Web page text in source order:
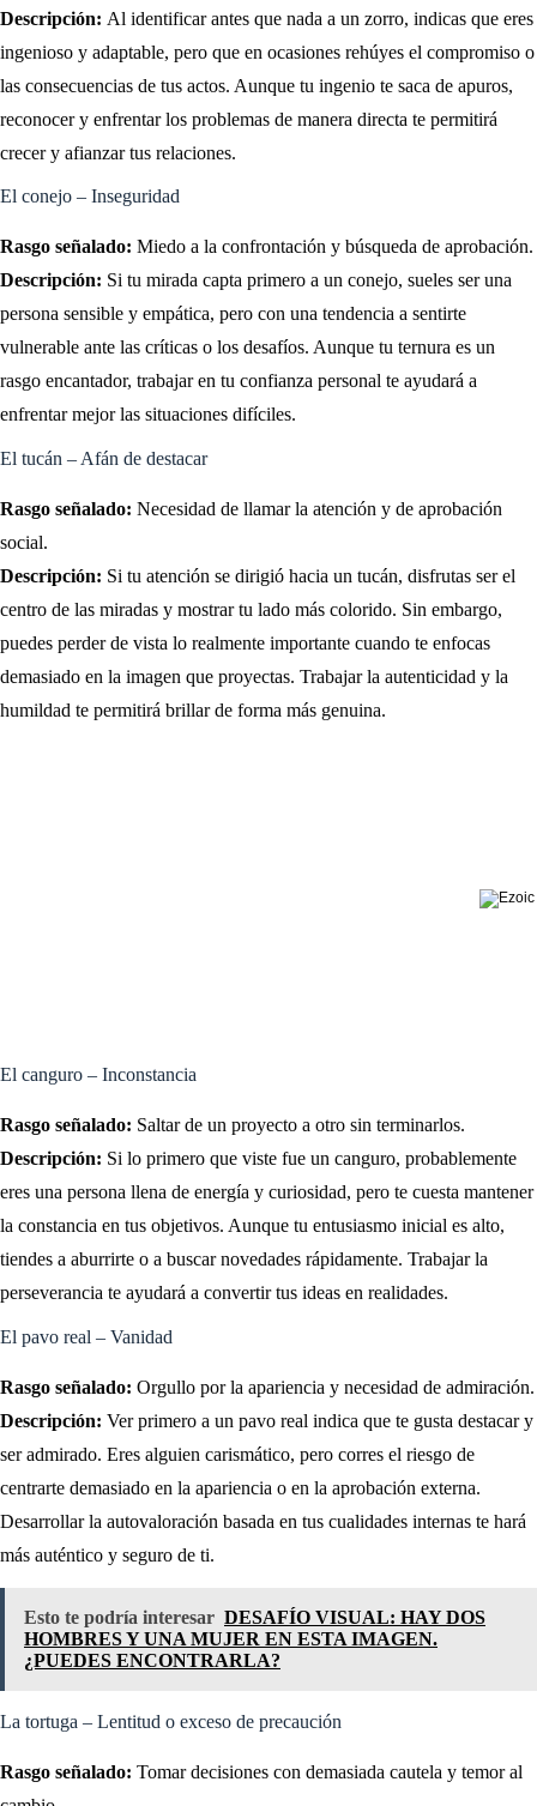
Descripción: Al identificar antes que nada a un zorro, indicas que eres
ingenioso y adaptable, pero que en ocasiones rehúyes el compromiso o
las consecuencias de tus actos. Aunque tu ingenio te saca de apuros,
reconocer y enfrentar los problemas de manera directa te permitirá
crecer y afianzar tus relaciones.
El conejo – Inseguridad
Rasgo señalado: Miedo a la confrontación y búsqueda de aprobación.
Descripción: Si tu mirada capta primero a un conejo, sueles ser una
persona sensible y empática, pero con una tendencia a sentirte
vulnerable ante las críticas o los desafíos. Aunque tu ternura es un
rasgo encantador, trabajar en tu confianza personal te ayudará a
enfrentar mejor las situaciones difíciles.
El tucán – Afán de destacar
Rasgo señalado: Necesidad de llamar la atención y de aprobación
social.
Descripción: Si tu atención se dirigió hacia un tucán, disfrutas ser el
centro de las miradas y mostrar tu lado más colorido. Sin embargo,
puedes perder de vista lo realmente importante cuando te enfocas
demasiado en la imagen que proyectas. Trabajar la autenticidad y la
humildad te permitirá brillar de forma más genuina.
El canguro – Inconstancia
Rasgo señalado: Saltar de un proyecto a otro sin terminarlos.
Descripción: Si lo primero que viste fue un canguro, probablemente
eres una persona llena de energía y curiosidad, pero te cuesta mantener
la constancia en tus objetivos. Aunque tu entusiasmo inicial es alto,
tiendes a aburrirte o a buscar novedades rápidamente. Trabajar la
perseverancia te ayudará a convertir tus ideas en realidades.
El pavo real – Vanidad
Rasgo señalado: Orgullo por la apariencia y necesidad de admiración.
Descripción: Ver primero a un pavo real indica que te gusta destacar y
ser admirado. Eres alguien carismático, pero corres el riesgo de
centrarte demasiado en la apariencia o en la aprobación externa.
Desarrollar la autovaloración basada en tus cualidades internas te hará
más auténtico y seguro de ti.
Esto te podría interesar DESAFÍO VISUAL: HAY DOS
HOMBRES Y UNA MUJER EN ESTA IMAGEN.
¿PUEDES ENCONTRARLA?
La tortuga – Lentitud o exceso de precaución
Rasgo señalado: Tomar decisiones con demasiada cautela y temor al